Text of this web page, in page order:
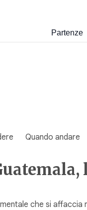
Partenze
Quando andare
che si affaccia